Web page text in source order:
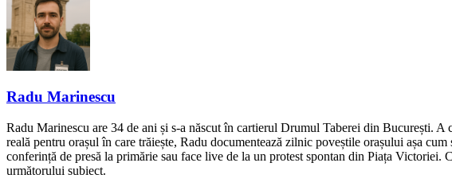
Radu Marinescu
Radu Marinescu are 34 de ani și s-a născut în cartierul Drumul Taberei din București.
reală pentru orașul în care trăiește, Radu documentează zilnic poveștile orașului așa
conferință de presă la primărie sau face live de la un protest spontan din Piața
următorului subiect.